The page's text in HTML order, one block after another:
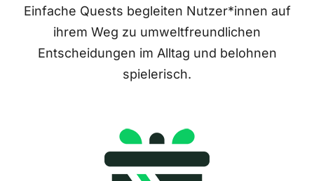
Einfache Quests begleiten Nutzer*innen auf
ihrem Weg zu umweltfreundlichen
Entscheidungen im Alltag und belohnen
spielerisch.